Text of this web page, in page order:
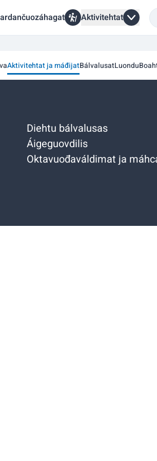
Aktivitehtat
Aktivitehtat ja máđijatBálvalusatLuondu
Diehtu bálvalusas
Áigeguovdilis
Oktavuođaváldimat ja